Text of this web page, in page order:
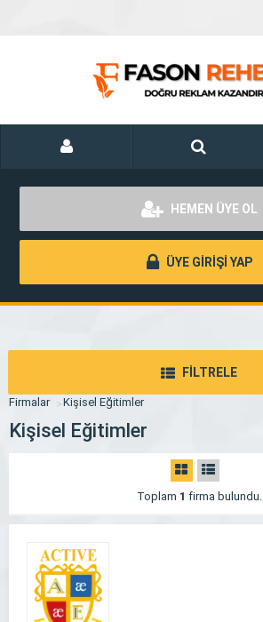
HEMEN ÜYE OL
ÜYE GİRİŞİ YAP
FİLTRELE
Firmalar Kişisel Eğitimler
Kişisel Eğitimler
Toplam 1 firma bulundu.